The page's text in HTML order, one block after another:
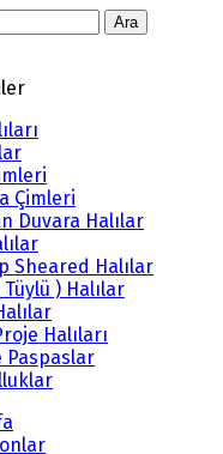
Ara
Çimleri
Duvara Halılar
Sheared Halılar
) Halılar
Halıları
Paspaslar